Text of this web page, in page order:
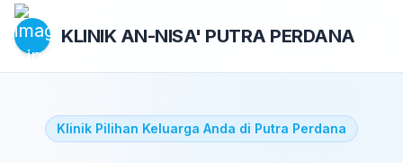
KLINIK AN-NISA' PUTRA PERDANA
Klinik Pilihan Keluarga Anda di Putra Perdana